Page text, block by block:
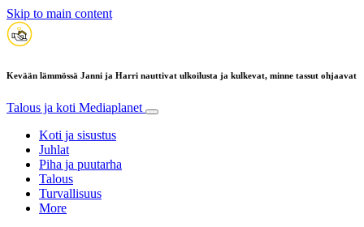
Skip to main content
Kevään lämmössä Janni ja Harri nauttivat ulkoilusta ja kulkevat, minne tassut ohjaavat
Talous ja koti Mediaplanet
Koti ja sisustus
Juhlat
Piha ja puutarha
Talous
Turvallisuus
More